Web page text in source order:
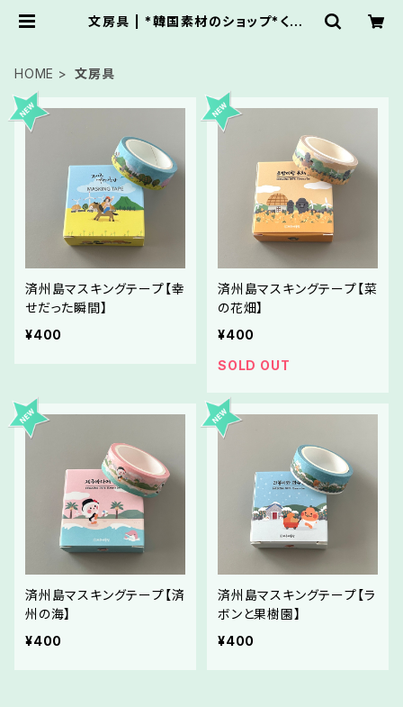
文房具 | *韓国素材のショップ*くれっ
HOME 文房具
済州島マスキングテープ【幸
せだった瞬間】
¥400
済州島マスキングテープ【菜
の花畑】
¥400
SOLD OUT
済州島マスキングテープ【済
州の海】
¥400
済州島マスキングテープ【ラ
ボンと果樹園】
¥400